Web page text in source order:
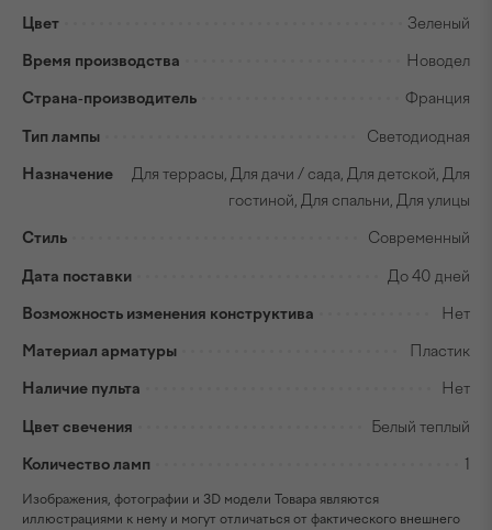
Цвет Зеленый
Время производства Новодел
Страна-производитель Франция
Тип лампы Светодиодная
Назначение
Для террасы, Для дачи / сада, Для детской, Для
гостиной, Для спальни, Для улицы
Стиль Современный
Дата поставки До 40 дней
Возможность изменения конструктива Нет
Материал арматуры Пластик
Наличие пульта Нет
Цвет свечения Белый теплый
Количество ламп 1
Изображения, фотографии и 3D модели Товара являются
иллюстрациями к нему и могут отличаться от фактического внешнего